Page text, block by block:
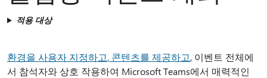
적용 대상
환경을 사용자 지정하고, 콘텐츠를 제공하고, 이벤트 전체에
서 참석자와 상호 작용하여 Microsoft Teams에서 매력적인